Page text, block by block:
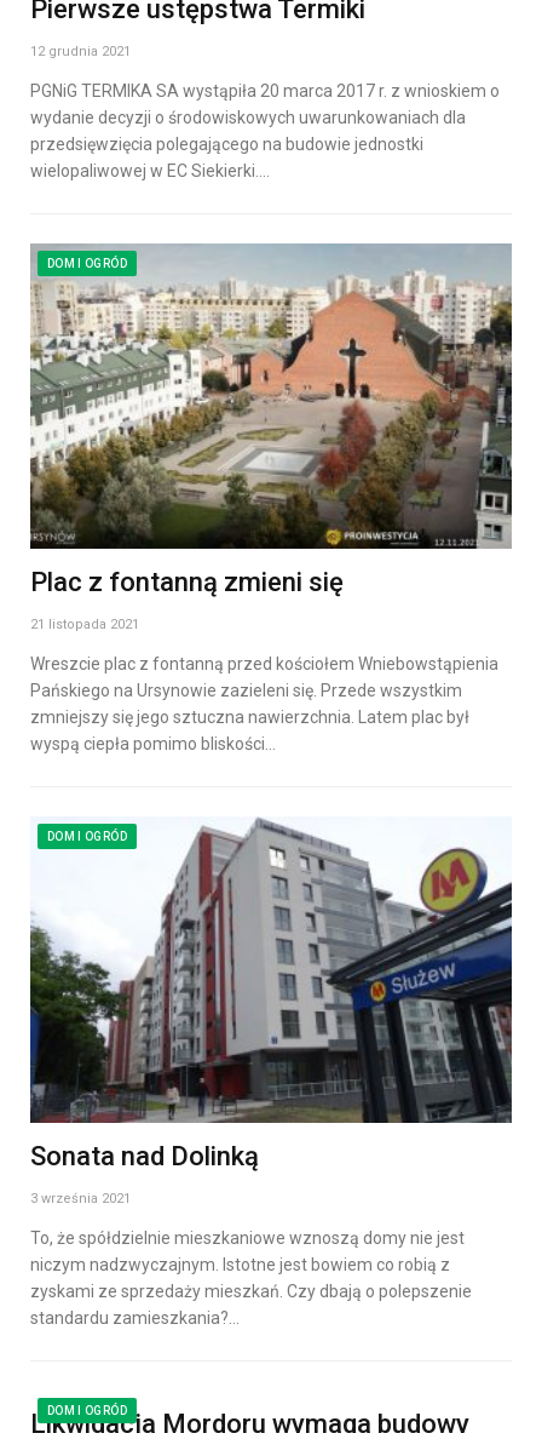
Pierwsze ustępstwa Termiki
12 grudnia 2021
PGNiG TERMIKA SA wystąpiła 20 marca 2017 r. z wnioskiem o
wydanie decyzji o środowiskowych uwarunkowaniach dla
przedsięwzięcia polegającego na budowie jednostki
wielopaliwowej w EC Siekierki.…
DOM I OGRÓD
Plac z fontanną zmieni się
21 listopada 2021
Wreszcie plac z fontanną przed kościołem Wniebowstąpienia
Pańskiego na Ursynowie zazieleni się. Przede wszystkim
zmniejszy się jego sztuczna nawierzchnia. Latem plac był
wyspą ciepła pomimo bliskości…
DOM I OGRÓD
Sonata nad Dolinką
3 września 2021
To, że spółdzielnie mieszkaniowe wznoszą domy nie jest
niczym nadzwyczajnym. Istotne jest bowiem co robią z
zyskami ze sprzedaży mieszkań. Czy dbają o polepszenie
standardu zamieszkania?…
DOM I OGRÓD
Likwidacja Mordoru wymaga budowy